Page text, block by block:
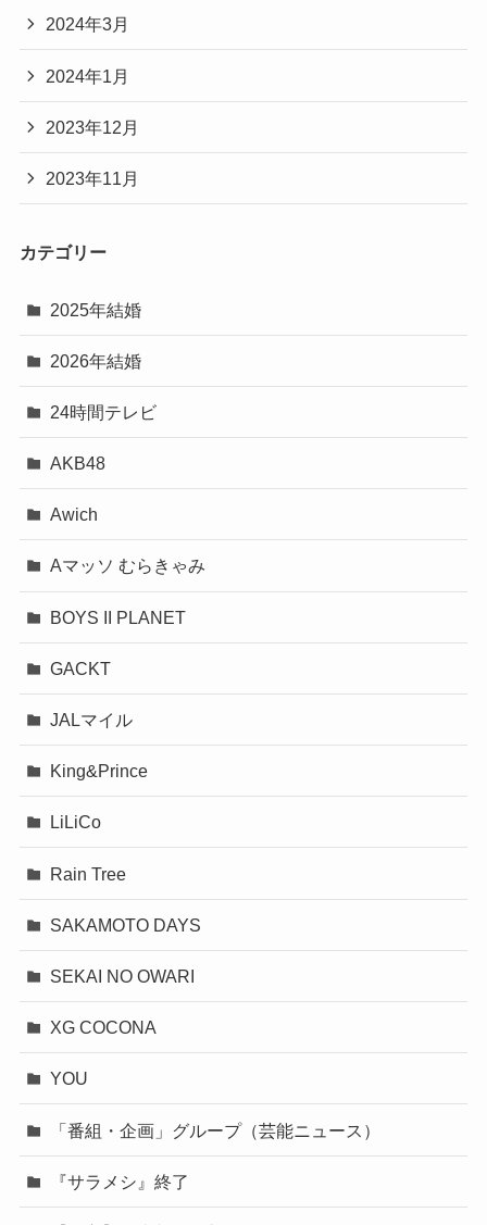
2024年3月
2024年1月
2023年12月
2023年11月
カテゴリー
2025年結婚
2026年結婚
24時間テレビ
AKB48
Awich
Aマッソ むらきゃみ
BOYS II PLANET
GACKT
JALマイル
King&Prince
LiLiCo
Rain Tree
SAKAMOTO DAYS
SEKAI NO OWARI
XG COCONA
YOU
「番組・企画」グループ（芸能ニュース）
『サラメシ』終了